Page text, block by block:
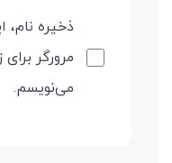
ذخیره نام،
مرورگر
می‌نویسم.